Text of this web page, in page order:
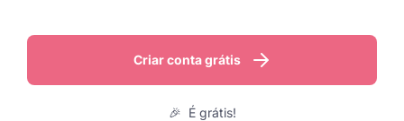
Criar conta grátis
🎉 É grátis!